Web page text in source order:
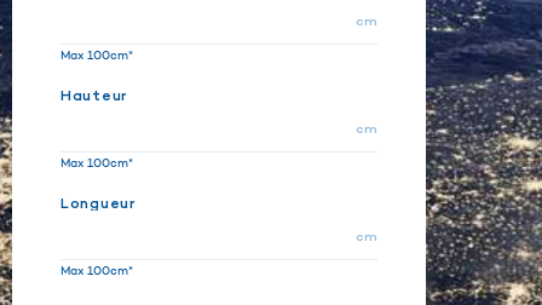
cm
Max 100cm*
Hauteur
cm
Max 100cm*
Longueur
cm
Max 100cm*